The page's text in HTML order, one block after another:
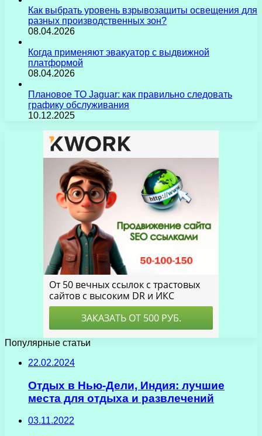
Как выбрать уровень взрывозащиты освещения для
разных производственных зон?
08.04.2026
Когда применяют эвакуатор с выдвижной
платформой
08.04.2026
Плановое ТО Jaguar: как правильно следовать
графику обслуживания
10.12.2025
Популярные статьи
22.02.2024
Отдых в Нью-Дели, Индия: лучшие
места для отдыха и развлечений
03.11.2022